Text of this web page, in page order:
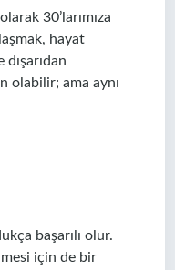
30’larımıza
hayat
olabilir; ama aynı
başarılı olur.
için de bir